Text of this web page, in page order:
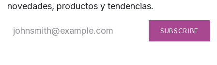
novedades, productos y tendencias.
SUBSCRIBE